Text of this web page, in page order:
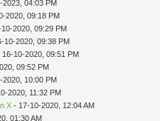
2023, 04:03 PM
2020, 09:18 PM
2020, 09:29 PM
10-2020, 09:38 PM
16-10-2020, 09:51 PM
09:52 PM
2020, 10:00 PM
2020, 11:32 PM
X - 17-10-2020, 12:04 AM
01:30 AM